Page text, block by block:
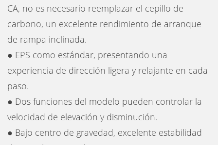
CA, no es necesario reemplazar el cepillo de
carbono, un excelente rendimiento de arranque
de rampa inclinada.
● EPS como estándar, presentando una
experiencia de dirección ligera y relajante en cada
paso.
● Dos funciones del modelo pueden controlar la
velocidad de elevación y disminución.
● Bajo centro de gravedad, excelente estabilidad